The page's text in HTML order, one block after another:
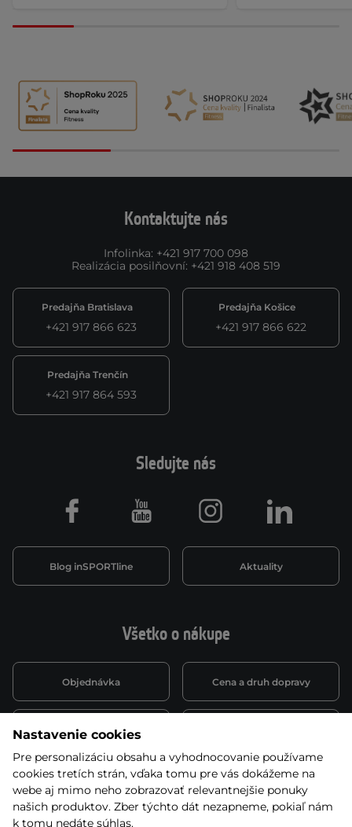
Kontaktujte nás
Infolinka: +421 917 700 098
Realizácia posilňovní: +421 918 408 519
Predajňa Bratislava
+421 917 866 623
Predajňa Košice
+421 917 866 622
Predajňa Trenčín
+421 917 864 593
Všetko o nákupe
Objednávka Cena a druh dopravy
Spôsob platby
Montáž a servis Reklamácie a záruka
Kariéra
Sledujte nás
Blog inSPORTline Aktuality
Facebook Youtube Instagram LinkedIn
Nastavenie cookies
Pre personalizáciu obsahu a vyhodnocovanie používame
cookies tretích strán, vďaka tomu pre vás dokážeme na
webe aj mimo neho zobrazovať relevantnejšie ponuky
našich produktov. Zber týchto dát nezapneme, pokiaľ nám
k tomu nedáte súhlas.